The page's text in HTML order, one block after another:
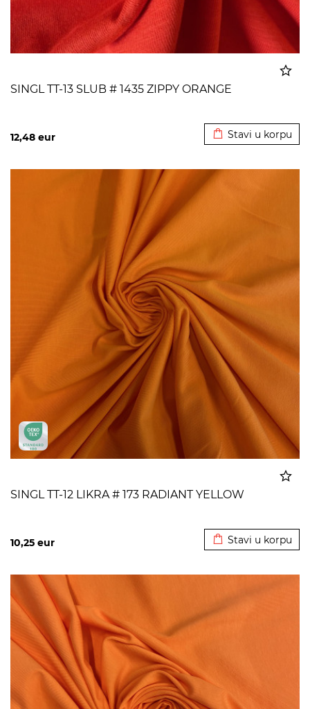
SINGL TT-13 SLUB # 1435 ZIPPY ORANGE
12,48 eur Stavi u korpu
SINGL TT-12 LIKRA # 173 RADIANT YELLOW
10,25 eur Stavi u korpu